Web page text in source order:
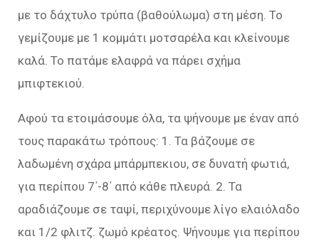
με το δάχτυλο τρύπα (βαθούλωμα) στη μέση. Το
γεμίζουμε με 1 κομμάτι μοτσαρέλα και κλείνουμε
καλά. Το πατάμε ελαφρά να πάρει σχήμα
μπιφτεκιού.
Αφού τα ετοιμάσουμε όλα, τα ψήνουμε με έναν από
τους παρακάτω τρόπους: 1. Τα βάζουμε σε
λαδωμένη σχάρα μπάρμπεκιου, σε δυνατή φωτιά,
για περίπου 7΄-8΄ από κάθε πλευρά. 2. Τα
αραδιάζουμε σε ταψί, περιχύνουμε λίγο ελαιόλαδο
και 1/2 φλιτζ. ζωμό κρέατος. Ψήνουμε για περίπου